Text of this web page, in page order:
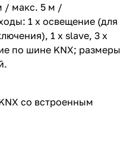
/ макс. 5 м /
1 х освещение (для
1 х slave, 3 х
по шине KNX; размеры
со встроенным